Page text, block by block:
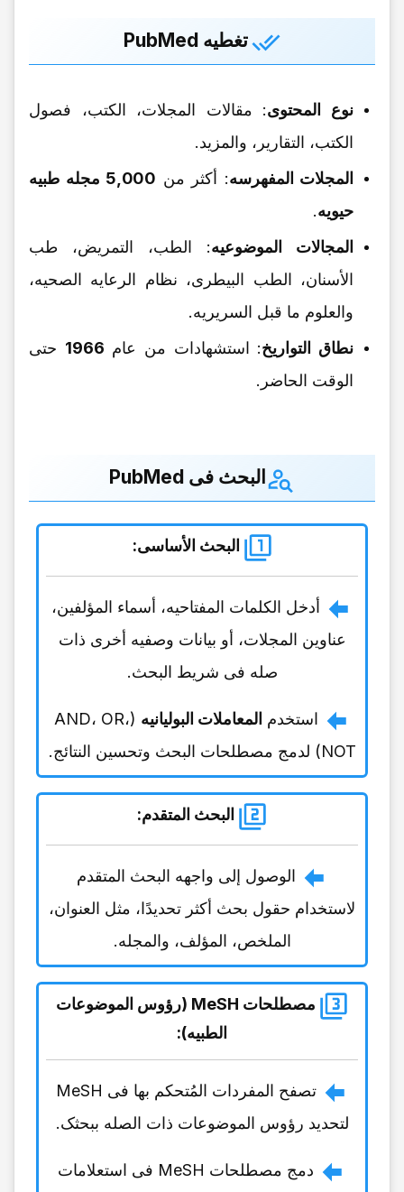
تغطیه PubMed
نوع المحتوى: مقالات المجلات، الکتب، فصول
الکتب، التقاریر، والمزید.
المجلات المفهرسه: أکثر من
5,000 مجله طبیه
حیویه.
المجالات الموضوعیه: الطب، التمریض، طب
الأسنان، الطب البیطری، نظام الرعایه الصحیه،
والعلوم ما قبل السریریه.
نطاق التواریخ: استشهادات من عام 1966 حتى
الوقت الحاضر.
البحث فی PubMed
البحث الأساسی:
أدخل الکلمات المفتاحیه، أسماء المؤلفین،
عناوین المجلات، أو بیانات وصفیه أخرى ذات
صله فی شریط البحث.
استخدم المعاملات البولیانیه
(AND، OR،
NOT) لدمج مصطلحات البحث وتحسین النتائج.
البحث المتقدم:
الوصول إلى واجهه البحث المتقدم
لاستخدام حقول بحث أکثر تحدیدًا، مثل العنوان،
الملخص، المؤلف، والمجله.
مصطلحات MeSH (رؤوس الموضوعات
الطبیه):
تصفح المفردات المُتحکم بها فی MeSH
لتحدید رؤوس الموضوعات ذات الصله ببحثک.
دمج مصطلحات MeSH فی استعلامات